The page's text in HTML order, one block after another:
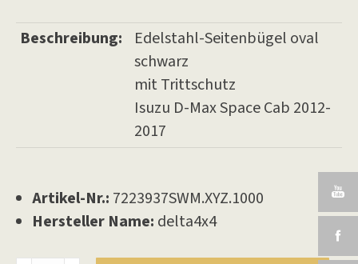
Beschreibung:
Edelstahl-Seitenbügel oval
schwarz
mit Trittschutz
Isuzu D-Max Space Cab 2012-
2017
Artikel-Nr.: 7223937SWM.XYZ.1000
Hersteller Name: delta4x4